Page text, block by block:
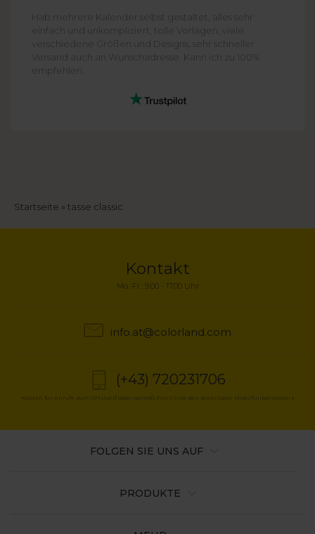
Hab mehrere Kalender selbst gestaltet, alles sehr
einfach und unkompliziert, tolle Vorlagen, viele
verschiedene Größen und Designs, sehr schneller
Versand auch an Wunschadresse. Kann ich zu 100%
empfehlen.
Breadcrumb
Startseite tasse classic
Kontakt
Mo.-Fr.: 9.00 - 17.00 Uhr
info.at@colorland.com
(+43) 720231706
Kosten für Anrufe zum Ortstarif oder gemäß Preisliste des jeweiligen Mobilfunkanbieters
PRODUKTE
FOLGEN SIE UNS AUF